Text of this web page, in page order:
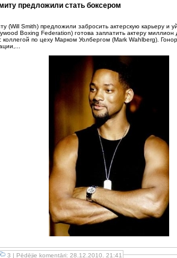
предложили стать боксером
Smith) предложили забросить актерскую карьеру и уйти в бокс.
Boxing Federation) готова заплатить актеру
коллегой по цеху Марком Уолбергом (Mark Wahlberg).
3 | Pēdējie komentāri: 28.12.2010. 21:41